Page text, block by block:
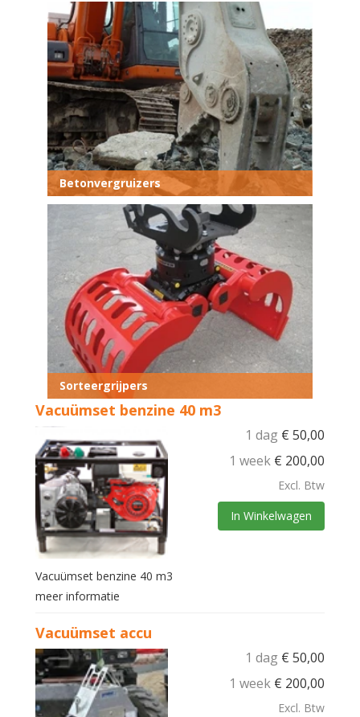
Betonvergruizers
Sorteergrijpers
Vacuümset benzine 40 m3
1 dag € 50,00
1 week € 200,00
Excl. Btw
In Winkelwagen
Vacuümset benzine 40 m3
meer informatie
Vacuümset accu
1 dag € 50,00
1 week € 200,00
Excl. Btw